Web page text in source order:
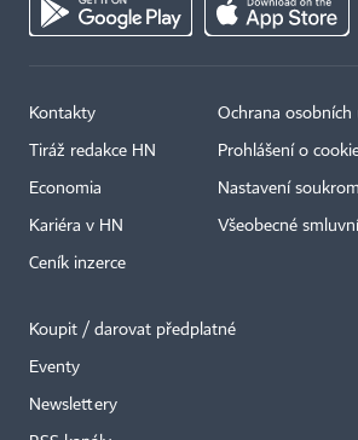
Kontakty
Tiráž redakce HN
Economia
Kariéra v HN
Ceník inzerce
Ochrana osobních
Prohlášení o
Nastavení
Všeobecné
Koupit / darovat předplatné
Eventy
Newslettery